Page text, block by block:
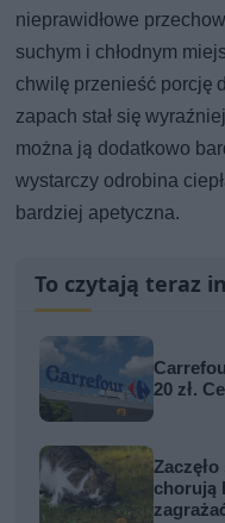
nieprawidłowe
suchym i chłodnym
chwilę przenieść porcję
zapach stał się
można ją dodatkowo
wystarczy odrobina
bardziej apetyczna.
To czytają teraz
20 zł.
chorują